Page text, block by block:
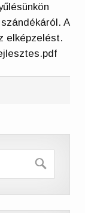
A
elképzelést.